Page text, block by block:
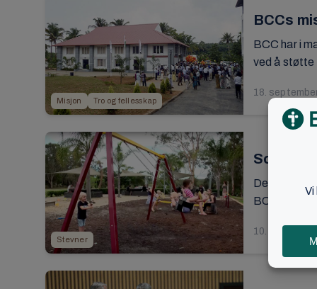
Misjon Tro og fellesskap
BCCs
BCC har i
ved å støtte
18.
Stevner
Det er midt
BCCs
10. januar